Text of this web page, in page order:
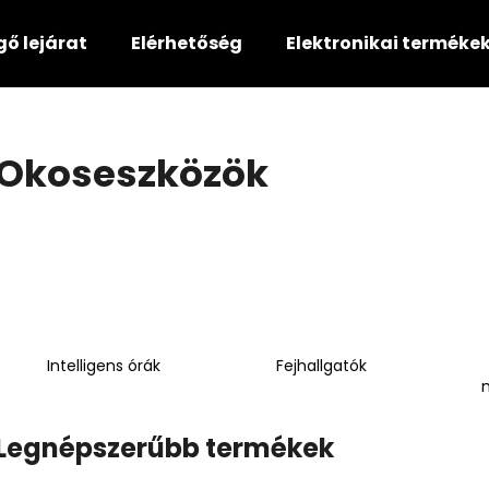
lejárat Elérhetőség Elektronikai
Intelligens órák Fejhallgatók
termékek